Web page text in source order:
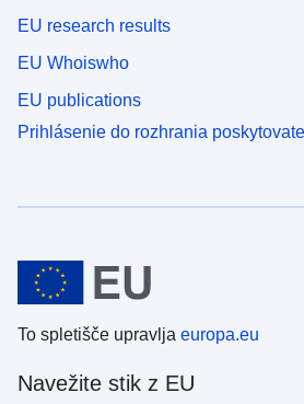
EU research results
EU Whoiswho
EU publications
Prihlásenie do rozhrania
To spletišče upravlja europa.eu
Navežite stik z EU